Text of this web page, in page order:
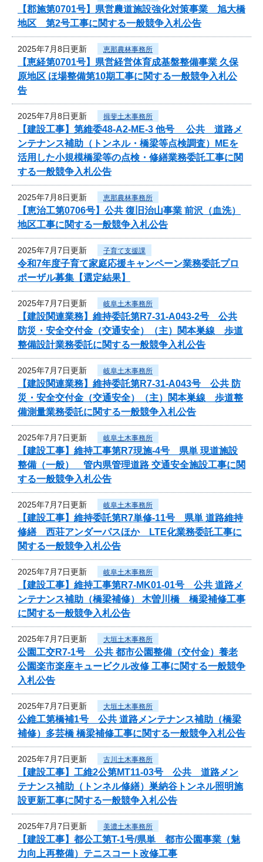
【郡施第0701号】県営農道施設強化対策事業 旭大橋
地区 第2号工事に関する一般競争入札公告
2025年7月8日更新 恵那農林事務所
【恵経第0701号】県営経営体育成基盤整備事業 久保
原地区 ほ場整備第10期工事に関する一般競争入札公
告
2025年7月8日更新 揖斐土木事務所
【建設工事】第維委48-A2-ME-3 他号 公共 道路メ
ンテナンス補助（トンネル・橋梁等点検調査）MEを
活用した小規模橋梁等の点検・修繕業務委託工事に関
する一般競争入札公告
2025年7月8日更新 恵那農林事務所
【恵治工第0706号】公共 復旧治山事業 前沢（血洗）
地区工事に関する一般競争入札公告
2025年7月7日更新 子育て支援課
令和7年度子育て家庭応援キャンペーン業務委託プロ
ポーザル募集【選定結果】
2025年7月7日更新 岐阜土木事務所
【建設関連業務】維持委託第R7-31-A043-2号 公共
防災・安全交付金（交通安全）（主）関本巣線 歩道
整備設計業務委託に関する一般競争入札公告
2025年7月7日更新 岐阜土木事務所
【建設関連業務】維持委託第R7-31-A043号 公共 防
災・安全交付金（交通安全）（主）関本巣線 歩道整
備測量業務委託に関する一般競争入札公告
2025年7月7日更新 岐阜土木事務所
【建設工事】維持工事第R7現施-4号 県単 現道施設
整備（一般） 管内県管理道路 交通安全施設工事に関
する一般競争入札公告
2025年7月7日更新 岐阜土木事務所
【建設工事】維持委託第R7単修-11号 県単 道路維持
修繕 西荘アンダーパスほか LTE化業務委託工事に
関する一般競争入札公告
2025年7月7日更新 岐阜土木事務所
【建設工事】維持工事第R7-MK01-01号 公共 道路メ
ンテナンス補助（橋梁補修） 木曽川橋 橋梁補修工事
に関する一般競争入札公告
2025年7月7日更新 大垣土木事務所
公園工交R7-1号 公共 都市公園整備（交付金）養老
公園楽市楽座キュービクル改修 工事に関する一般競争
入札公告
2025年7月7日更新 大垣土木事務所
公維工第橋補1号 公共 道路メンテナンス補助（橋梁
補修）多芸橋 橋梁補修工事に関する一般競争入札公告
2025年7月7日更新 古川土木事務所
【建設工事】工維2公第MT11-03号 公共 道路メン
テナンス補助（トンネル修繕）巣納谷トンネル照明施
設更新工事に関する一般競争入札公告
2025年7月7日更新 美濃土木事務所
【建設工事】都公工第T-1号/県単 都市公園事業（魅
力向上再整備）テニスコート改修工事